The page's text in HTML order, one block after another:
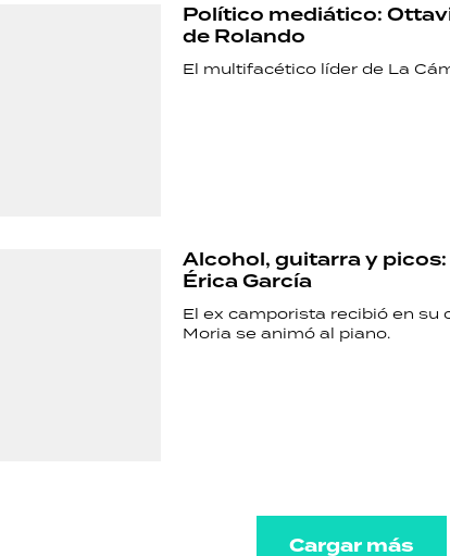
Político mediático:
de Rolando
El multifacético líder de La
Alcohol, guitarra y
Érica García
El ex camporista recibió en su
Moria se animó al piano.
Cargar más